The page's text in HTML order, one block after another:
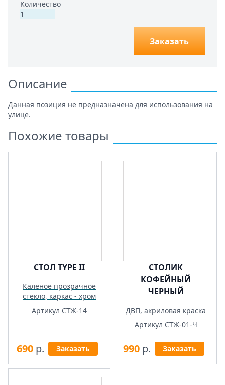
Количество
Заказать
Описание
Данная позиция не предназначена для использования на
улице.
Похожие товары
СТОЛ TYPE II
Каленое прозрачное
стекло, каркас - хром
Артикул СТЖ-14
690 р. Заказать
СТОЛИК
КОФЕЙНЫЙ
ЧЕРНЫЙ
ДВП, акриловая краска
Артикул СТЖ-01-Ч
990 р. Заказать